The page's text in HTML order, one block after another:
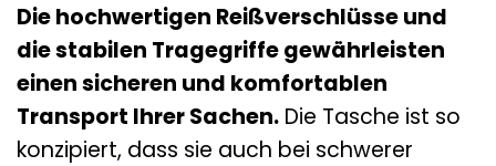
Die hochwertigen Reißverschlüsse und
die stabilen Tragegriffe gewährleisten
einen sicheren und komfortablen
Transport Ihrer Sachen. Die Tasche ist so
konzipiert, dass sie auch bei schwerer